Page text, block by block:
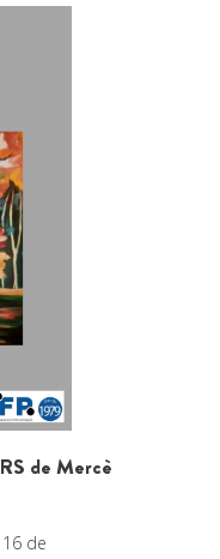
de Mercè
de